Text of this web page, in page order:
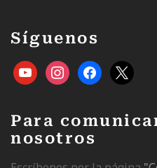
Síguenos
Para
nosotros